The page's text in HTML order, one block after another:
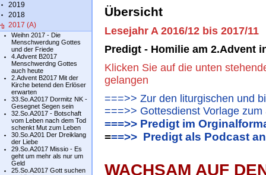
2019
2018
2017 (A)
Weihn 2017 - Die
Menschwerdung Gottes
und der Friede
4.Advent B2017
Menschwerdng Gottes
auch heute
2.Advent B2017 Mit der
Kirche betend den Erlöser
erwarten
33.So.A2017 Dormitz NK -
Gesegnet Segen sein
32.So.A2017 - Botschaft
vom Leben nach dem Tod
schenkt Mut zum Leben
30.So.A201 Der Dreiklang
der Liebe
29.So.A2017 Missio - Es
geht um mehr als nur um
Geld
25.So.A2017 Gott suchen
Übersicht
Lesejahr A 2016/12 bis 2017/11
Predigt - Homilie am 2.Advent
Klicken Sie auf die unten
gelangen
===>> Zur den liturgischen und
===>> Gottesdienst Vorlage
===>> Predigt im
===>> Predigt als Podcast
WACHSAM AUF